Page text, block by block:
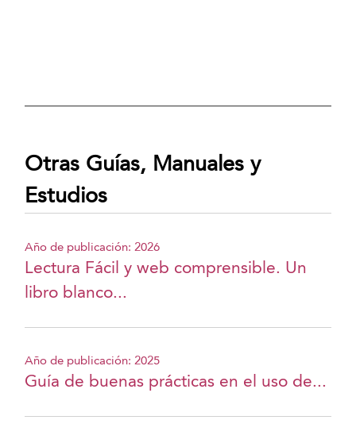
Otras Guías, Manuales y
Estudios
Año de publicación: 2026
Lectura Fácil y web comprensible. Un
libro blanco...
Año de publicación: 2025
Guía de buenas prácticas en el uso de...